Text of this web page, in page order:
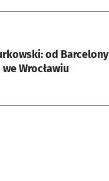
od Barcelony
Wrocławiu